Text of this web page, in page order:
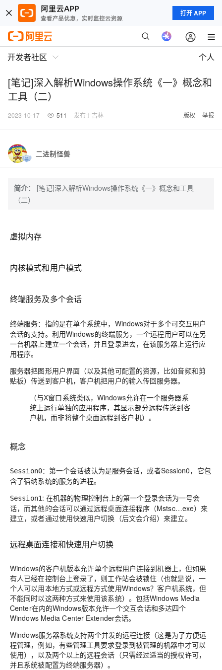
打开 APP
开发者社区 个人
[笔记]深入解析Windows操作系统《一》概念和
工具（二）
2023-10-17 511 发布于吉林 版权 举报
二进制怪兽
简介：
[笔记]深入解析Windows操作系统《一》概念和工具
（二）
虚拟内存
内核模式和用户模式
终端服务及多个会话
终端服务：指的是在单个系统中，Windows对于多个可交互用户
会话的支持。利用Windows的终端服务，一个远程用户可以在另
一台机器上建立一个会话，并且登录进去，在该服务器上运行应
用程序。
服务器把图形用户界面（以及其他可配置的资源，比如音频和剪
贴板）传送到客户机，客户机把用户的输入传回服务器。
（与X窗口系统类似，Windows允许在一个服务器系
统上运行单独的应用程序，其显示部分远程传送到客
户机，而非将整个桌面远程到客户机）。
概念
Session0：第一个会话被认为是服务会话，或者Session0，它包
含了宿纳系统的服务的进程。
Session1: 在机器的物理控制台上的第一个登录会话为一号会
话，而其他的会话可以通过远程桌面连接程序（Mstsc…exe）来
建立，或者通过使用快速用户切换（后文会介绍）来建立。
远程桌面连接和快速用户切换
Windows的客户机版本允许单个远程用户连接到机器上，但如果
有人已经在控制台上登录了，则工作站会被锁住（也就是说，一
个人可以用本地方式或远程方式使用Windows？客户机系统，但
不能同时以这两种方式来使用该系统）。包括Windows Media
Center在内的Windows版本允许一个交互会话和多达四个
Windows Media Center Extender会话。
Windows服务器系统支持两个并发的远程连接（这是为了方便远
程管理，例如，有些管理工具要求登录到被管理的机器中才可以
使用），以及两个以上的远程会话（只需经过适当的授权许可，
并且系统被配置为终端服务器）。